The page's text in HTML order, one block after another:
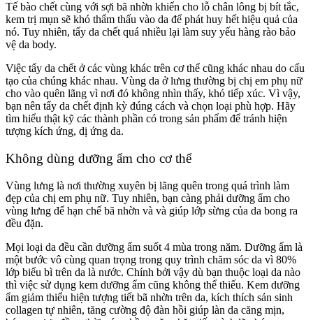
Tế bào chết cùng với sợi bã nhờn khiến cho lỗ chân lông bị bít tắc,
kem trị mụn sẽ khó thẩm thấu vào da để phát huy hết hiệu quả của
nó. Tuy nhiên, tẩy da chết quá nhiều lại làm suy yếu hàng rào bảo
vệ da body.
Việc tẩy da chết ở các vùng khác trên cơ thể cũng khác nhau do cấu
tạo của chúng khác nhau. Vùng da ở lưng thường bị chị em phụ nữ
cho vào quên lãng vì nơi đó không nhìn thấy, khó tiếp xúc. Vì vậy,
bạn nên tẩy da chết định kỳ đúng cách và chọn loại phù hợp. Hãy
tìm hiểu thật kỹ các thành phần có trong sản phẩm để tránh hiện
tượng kích ứng, dị ứng da.
Không dùng dưỡng ẩm cho cơ thể
Vùng lưng là nơi thường xuyên bị lãng quên trong quá trình làm
đẹp của chị em phụ nữ. Tuy nhiên, bạn càng phải dưỡng ẩm cho
vùng lưng để hạn chế bã nhờn và và giúp lớp sừng của da bong ra
đều đặn.
Mọi loại da đều cần dưỡng ẩm suốt 4 mùa trong năm. Dưỡng ẩm là
một bước vô cùng quan trọng trong quy trình chăm sóc da vì 80%
lớp biểu bì trên da là nước. Chính bởi vậy dù bạn thuộc loại da nào
thì việc sử dụng kem dưỡng ẩm cũng không thể thiếu. Kem dưỡng
ẩm giảm thiểu hiện tượng tiết bã nhờn trên da, kích thích sản sinh
collagen tự nhiên, tăng cường độ đàn hồi giúp làn da căng mịn,